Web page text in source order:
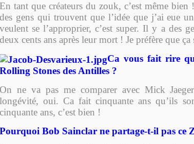
En tant que créateurs du zouk, c’est même
des gens qui trouvent que l’idée que j’ai eue
veulent se l’approprier, c’est super. Il y a des
deux cents ans après leur mort ! Je préfère que ça
Ca vous fait rire
Rolling Stones des Antilles ?
On ne va pas me comparer avec Mick
longévité, oui. Ca fait cinquante ans qu’ils
cinquante ans, c’est bien !
Pourquoi Bob Sainclar ne partage-t-il pas ce